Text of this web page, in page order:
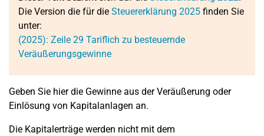
Die Version die für die Steuererklärung 2025 finden Sie
unter:
(2025): Zeile 29 Tariflich zu besteuernde
Veräußerungsgewinne
Geben Sie hier die Gewinne aus der Veräußerung oder
Einlösung von Kapitalanlagen an.
Die Kapitalerträge werden nicht mit dem